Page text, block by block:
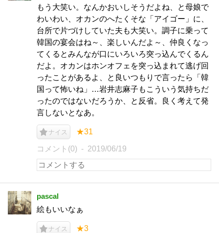
もう大笑い。なんかおいしそうだよね、と母娘で
わいわい、オカンのへたくそな「アイゴー」に、
台所で片づけしていた夫も大笑い。調子に乗って
韓国の宴会はね～、楽しいんだよ～、仲良くなっ
てくるとみんなが口にいろいろ突っ込んでくるん
だよ。オカンはホンオフェを突っ込まれて逃げ回
ったことがあるよ、と良いつもりで言ったら「韓
国って怖いね」…岩井志麻子もこういう気持ちだ
ったのではないだろうか、と反省。良く考えて発
言しないとなあ。
ナイス ★31
コメント(0) 2019/06/19
pascal
絵もいいなぁ
ナイス ★3